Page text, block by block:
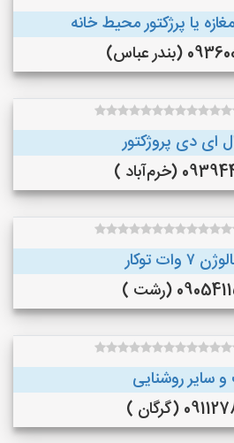
یا پرژکتور محیط خانه
عباس)
ای دی پروژکتور
(خرم‌آباد )
توکار
(رشت )
سایر روشنایی
(گرگان )